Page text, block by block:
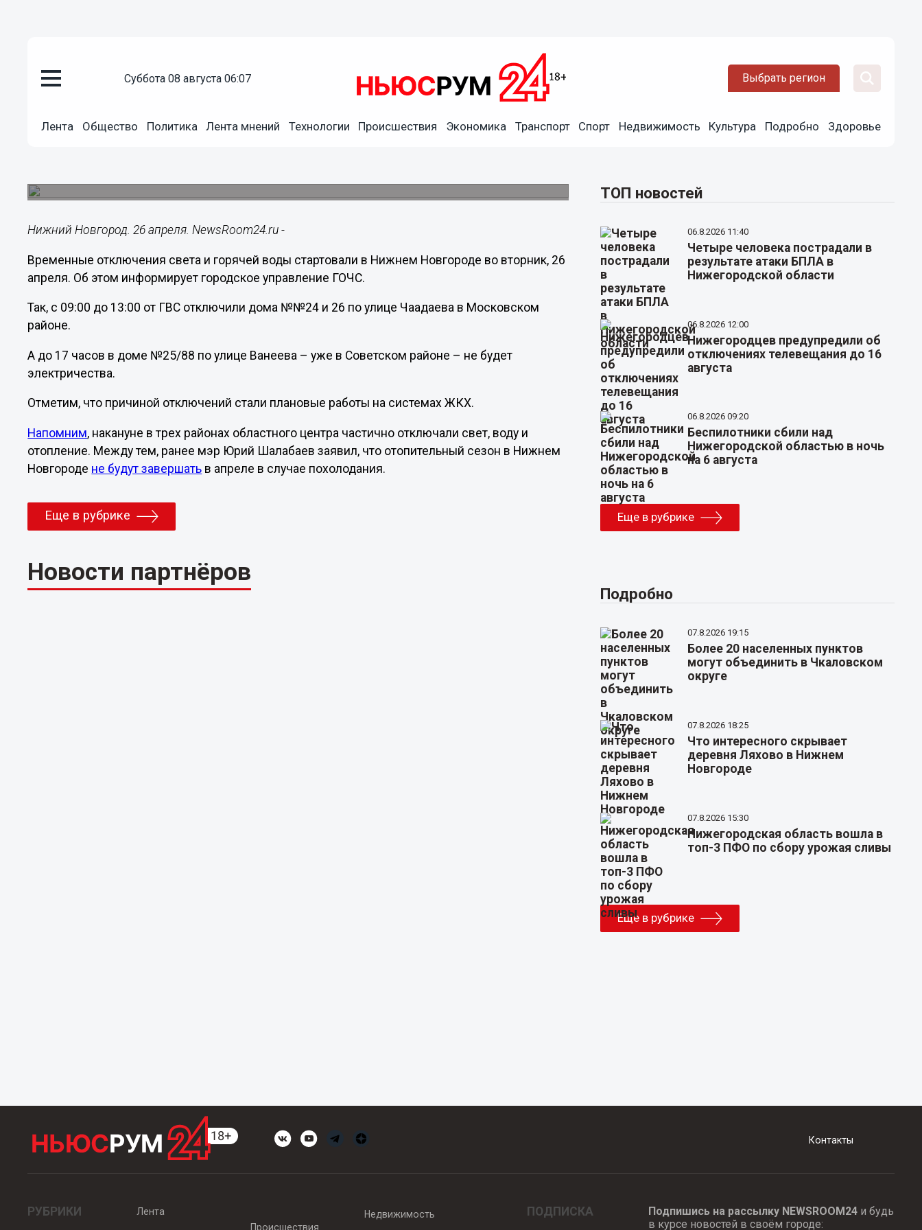
суббота 08 августа 06:07 Выбрать регион
Лента Общество Политика Лента мнений Технологии Происшествия Экономика Транспорт Спорт Недвижимость Культура Подробно Здоровье
Горячая вода и свет отключены частично в Нижнем
Нижний Новгород. 26 апреля. NewsRoom24.ru -
Временные отключения света и горячей воды стартовали в Нижнем Новгороде во вторник, 26
апреля. Об этом информирует городское управление ГОЧС.
Так, с 09:00 до 13:00 от ГВС отключили дома №№24 и 26 по улице Чаадаева в Московском
районе.
А до 17 часов в доме №25/88 по улице Ванеева – уже в Советском районе – не будет
электричества.
Отметим, что причиной отключений стали плановые работы на системах ЖКХ.
Напомним, накануне в трех районах областного центра частично отключали свет, воду и
отопление. Между тем, ранее мэр Юрий Шалабаев заявил, что отопительный сезон в Нижнем
Новгороде не будут завершать в апреле в случае похолодания.
Еще в рубрике
Новости партнёров
ТОП новостей
06.8.2026 11:40
Четыре человека пострадали в
результате атаки БПЛА в
Нижегородской области
06.8.2026 12:00
Нижегородцев предупредили об
отключениях телевещания до 16
августа
06.8.2026 09:20
Беспилотники сбили над
Нижегородской областью в ночь
на 6 августа
Еще в рубрике
Подробно
07.8.2026 19:15
Более 20 населенных пунктов
могут объединить в Чкаловском
округе
07.8.2026 18:25
Что интересного скрывает
деревня Ляхово в Нижнем
Новгороде
07.8.2026 15:30
Нижегородская область вошла в
топ-3 ПФО по сбору урожая сливы
Еще в рубрике
Контакты
РУБРИКИ
Лента
Происшествия
Недвижимость ПОДПИСКА Подпишись на рассылку NEWSROOM24и будь
в курсе новостей в своём городе: